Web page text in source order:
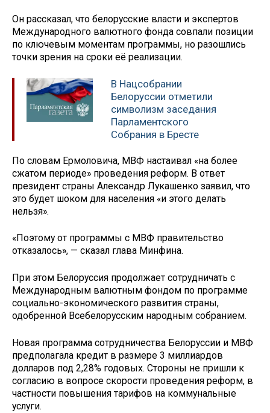
Он рассказал, что белорусские власти и экспертов
Международного валютного фонда совпали позиции
по ключевым моментам программы, но разошлись
точки зрения на сроки её реализации.
В Нацсобрании
Белоруссии отметили
символизм заседания
Парламентского
Собрания в Бресте
По словам Ермоловича, МВФ настаивал «на более
сжатом периоде» проведения реформ. В ответ
президент страны Александр Лукашенко заявил, что
это будет шоком для населения «и этого делать
нельзя».
«Поэтому от программы с МВФ правительство
отказалось», — сказал глава Минфина.
При этом Белоруссия продолжает сотрудничать с
Международным валютным фондом по программе
социально-экономического развития страны,
одобренной Всебелорусским народным собранием.
Новая программа сотрудничества Белоруссии и МВФ
предполагала кредит в размере 3 миллиардов
долларов под 2,28% годовых. Стороны не пришли к
согласию в вопросе скорости проведения реформ, в
частности повышения тарифов на коммунальные
услуги.